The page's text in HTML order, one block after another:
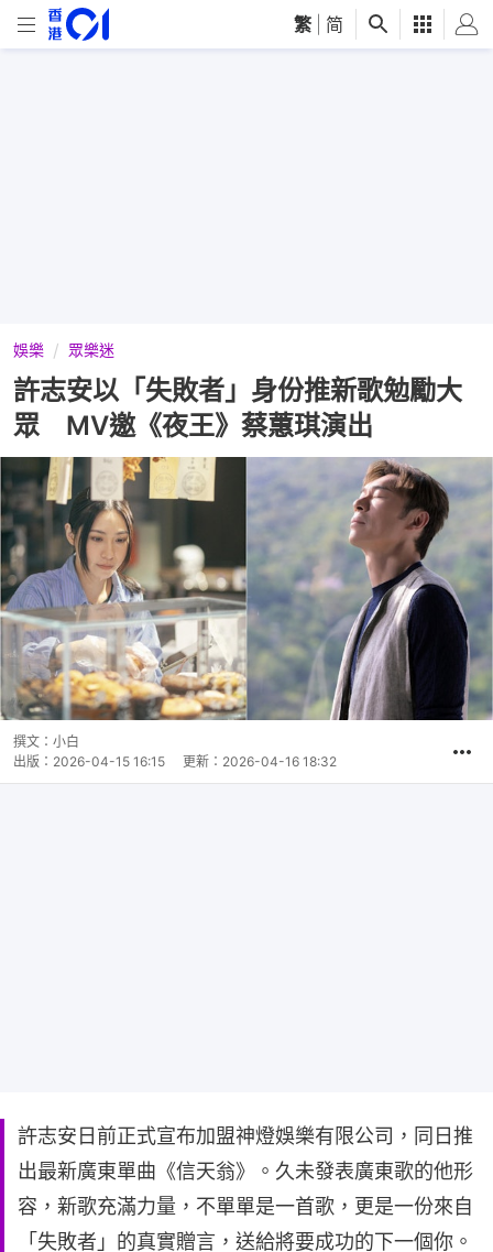
繁 简
娛樂 眾樂迷
許志安以「失敗者」身份推新歌勉勵大
眾 MV邀《夜王》蔡蕙琪演出
撰文： 小白
出版： 2026-04-15 16:15 更新： 2026-04-16 18:32
許志安日前正式宣布加盟神燈娛樂有限公司，同日推
出最新廣東單曲《信天翁》。久未發表廣東歌的他形
容，新歌充滿力量，不單單是一首歌，更是一份來自
「失敗者」的真實贈言，送給將要成功的下一個你。